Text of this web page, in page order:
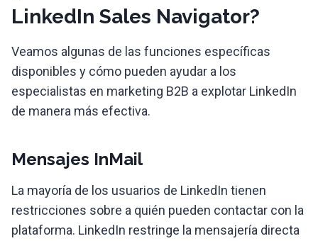
LinkedIn Sales Navigator?
Veamos algunas de las funciones específicas
disponibles y cómo pueden ayudar a los
especialistas en marketing B2B a explotar LinkedIn
de manera más efectiva.
Mensajes InMail
La mayoría de los usuarios de LinkedIn tienen
restricciones sobre a quién pueden contactar con la
plataforma. LinkedIn restringe la mensajería directa